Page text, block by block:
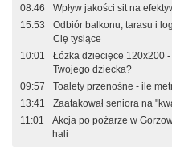
08:46
Wpływ jakości sit na
15:53
Odbiór balkonu, tarasu i
Cię tysiące
10:01
Łóżka dziecięce 120x200
Twojego dziecka?
09:57
Toalety przenośne - ile
13:41
Zaatakował seniora na
11:01
Akcja po pożarze w
hali